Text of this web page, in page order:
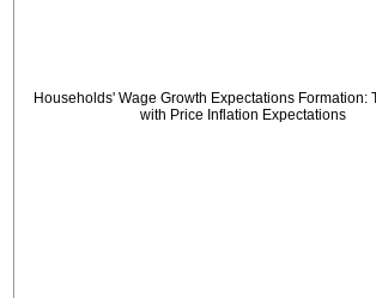
Households' Wage Growth Expectations Formation:
with Price Inflation Expectations